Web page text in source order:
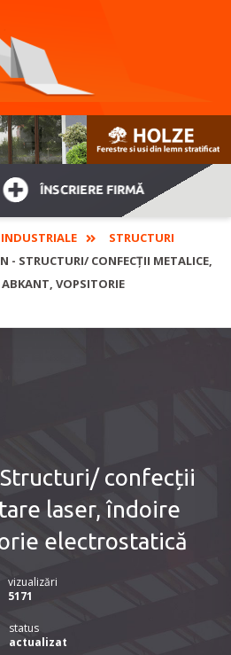
ÎNSCRIERE FIRMĂ
STRUCTURI
- STRUCTURI/ CONFECȚII METALICE,
VOPSITORIE
Structuri/ confecții
laser, îndoire
electrostatică
vizualizări
5171
status
actualizat